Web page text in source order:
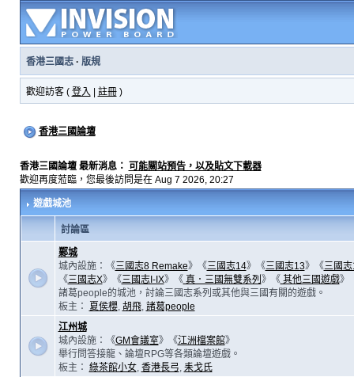
香港三國志· 版規
歡迎訪客 ( 登入 註冊)
香港三國論壇
香港三國論壇 最新消息： 可能關站預告，以及貼文下載器
歡迎再度蒞臨，您最後訪問是在 Aug 7 2026, 20:27
遊戲城池
討論區
鄴城
城內設施：《三國志8 Remake》《三國志14》《三國志13》《三國
《三國志X》《三國志I-IX》《真．三國無雙系列 》《其他三國遊戲》
諸葛people的城池，討論三國志系列或其他與三國有關的遊戲。
板主：
夏侯櫻, 胡飛, 諸葛people
江州城
城內設施：《GM會議室》《江洲檔案館》
舉行問答接龍、論壇RPG等各類論壇遊戲。
板主： 綠茶館小女, 香港長弓, 耒戈氏